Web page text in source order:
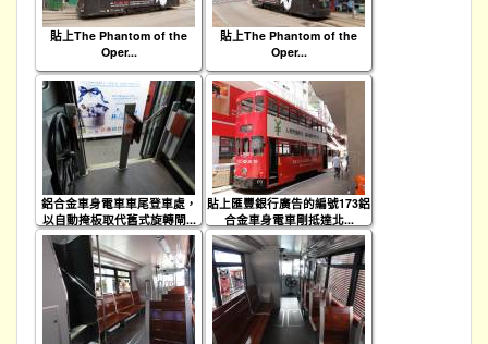
貼上The Phantom of the
Oper...
貼上The Phantom of the
Oper...
鋁合金車身電車車尾登車處，
以自動掩板取代舊式旋轉閘...
貼上匯豐銀行廣告的編號173鋁
合金車身電車剛抵達北...